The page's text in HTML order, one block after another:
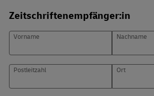
Zeitschriftenempfänger:in
Vorname Nachname
Postleitzahl Ort